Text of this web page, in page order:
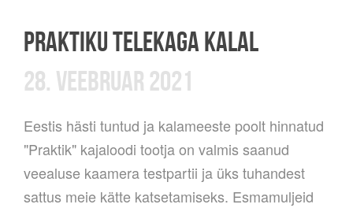
PRAKTIKU TELEKAGA KALAL
28. VEEBRUAR 2021
Eestis hästi tuntud ja kalameeste poolt hinnatud
"Praktik" kajaloodi tootja on valmis saanud
veealuse kaamera testpartii ja üks tuhandest
sattus meie kätte katsetamiseks. Esmamuljeid